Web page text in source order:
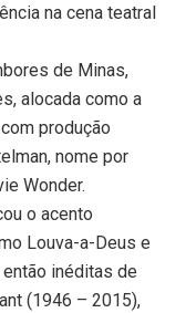
na cena teatral
de Minas,
alocada como a
produção
nome por
Wonder.
o acento
Louva-a-Deus e
inéditas de
(1946 – 2015),